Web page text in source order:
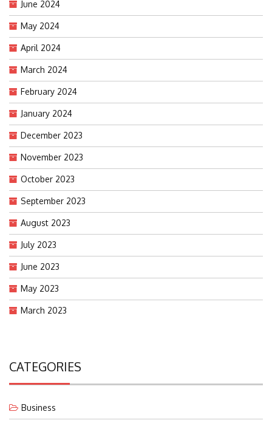
June 2024
May 2024
April 2024
March 2024
February 2024
January 2024
December 2023
November 2023
October 2023
September 2023
August 2023
July 2023
June 2023
May 2023
March 2023
CATEGORIES
Business